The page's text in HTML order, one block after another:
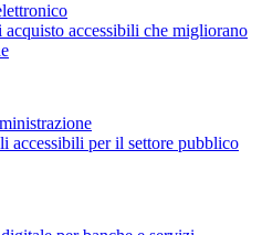
acquisto accessibili che migliorano
accessibili per il settore pubblico